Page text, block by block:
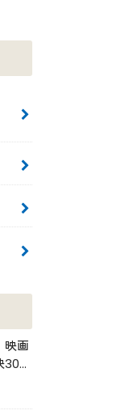
映画
300